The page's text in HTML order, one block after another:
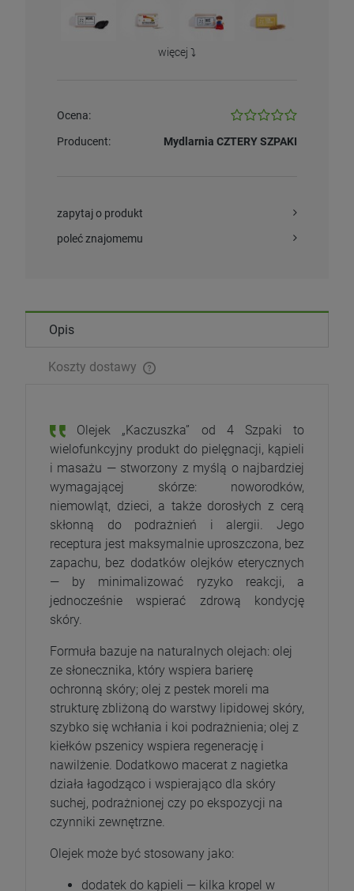
więcej ⤵️
Ocena:
Producent: Mydlarnia CZTERY SZPAKI
zapytaj o produkt
poleć znajomemu
Opis
Koszty dostawy
Olejek „Kaczuszka” od 4 Szpaki to
wielofunkcyjny produkt do pielęgnacji, kąpieli
i masażu — stworzony z myślą o najbardziej
wymagającej skórze: noworodków,
niemowląt, dzieci, a także dorosłych z cerą
skłonną do podrażnień i alergii. Jego
receptura jest maksymalnie uproszczona, bez
zapachu, bez dodatków olejków eterycznych
— by minimalizować ryzyko reakcji, a
jednocześnie wspierać zdrową kondycję
skóry.
Formuła bazuje na naturalnych olejach: olej
ze słonecznika, który wspiera barierę
ochronną skóry; olej z pestek moreli ma
strukturę zbliżoną do warstwy lipidowej skóry,
szybko się wchłania i koi podrażnienia; olej z
kiełków pszenicy wspiera regenerację i
nawilżenie. Dodatkowo macerat z nagietka
działa łagodząco i wspierająco dla skóry
suchej, podrażnionej czy po ekspozycji na
czynniki zewnętrzne.
Olejek może być stosowany jako:
dodatek do kąpieli — kilka kropel w